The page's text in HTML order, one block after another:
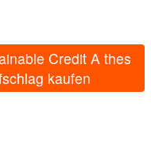
Credit A thes
kaufen